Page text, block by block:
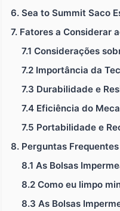
6. Sea to Summit Saco
7. Fatores a Considerar
7.1 Considerações
7.2 Importância da
7.3 Durabilidade e
7.4 Eficiência do
7.5 Portabilidade e
8. Perguntas Frequentes
8.1 As Bolsas
8.2 Como eu limpo
8.3 As Bolsas